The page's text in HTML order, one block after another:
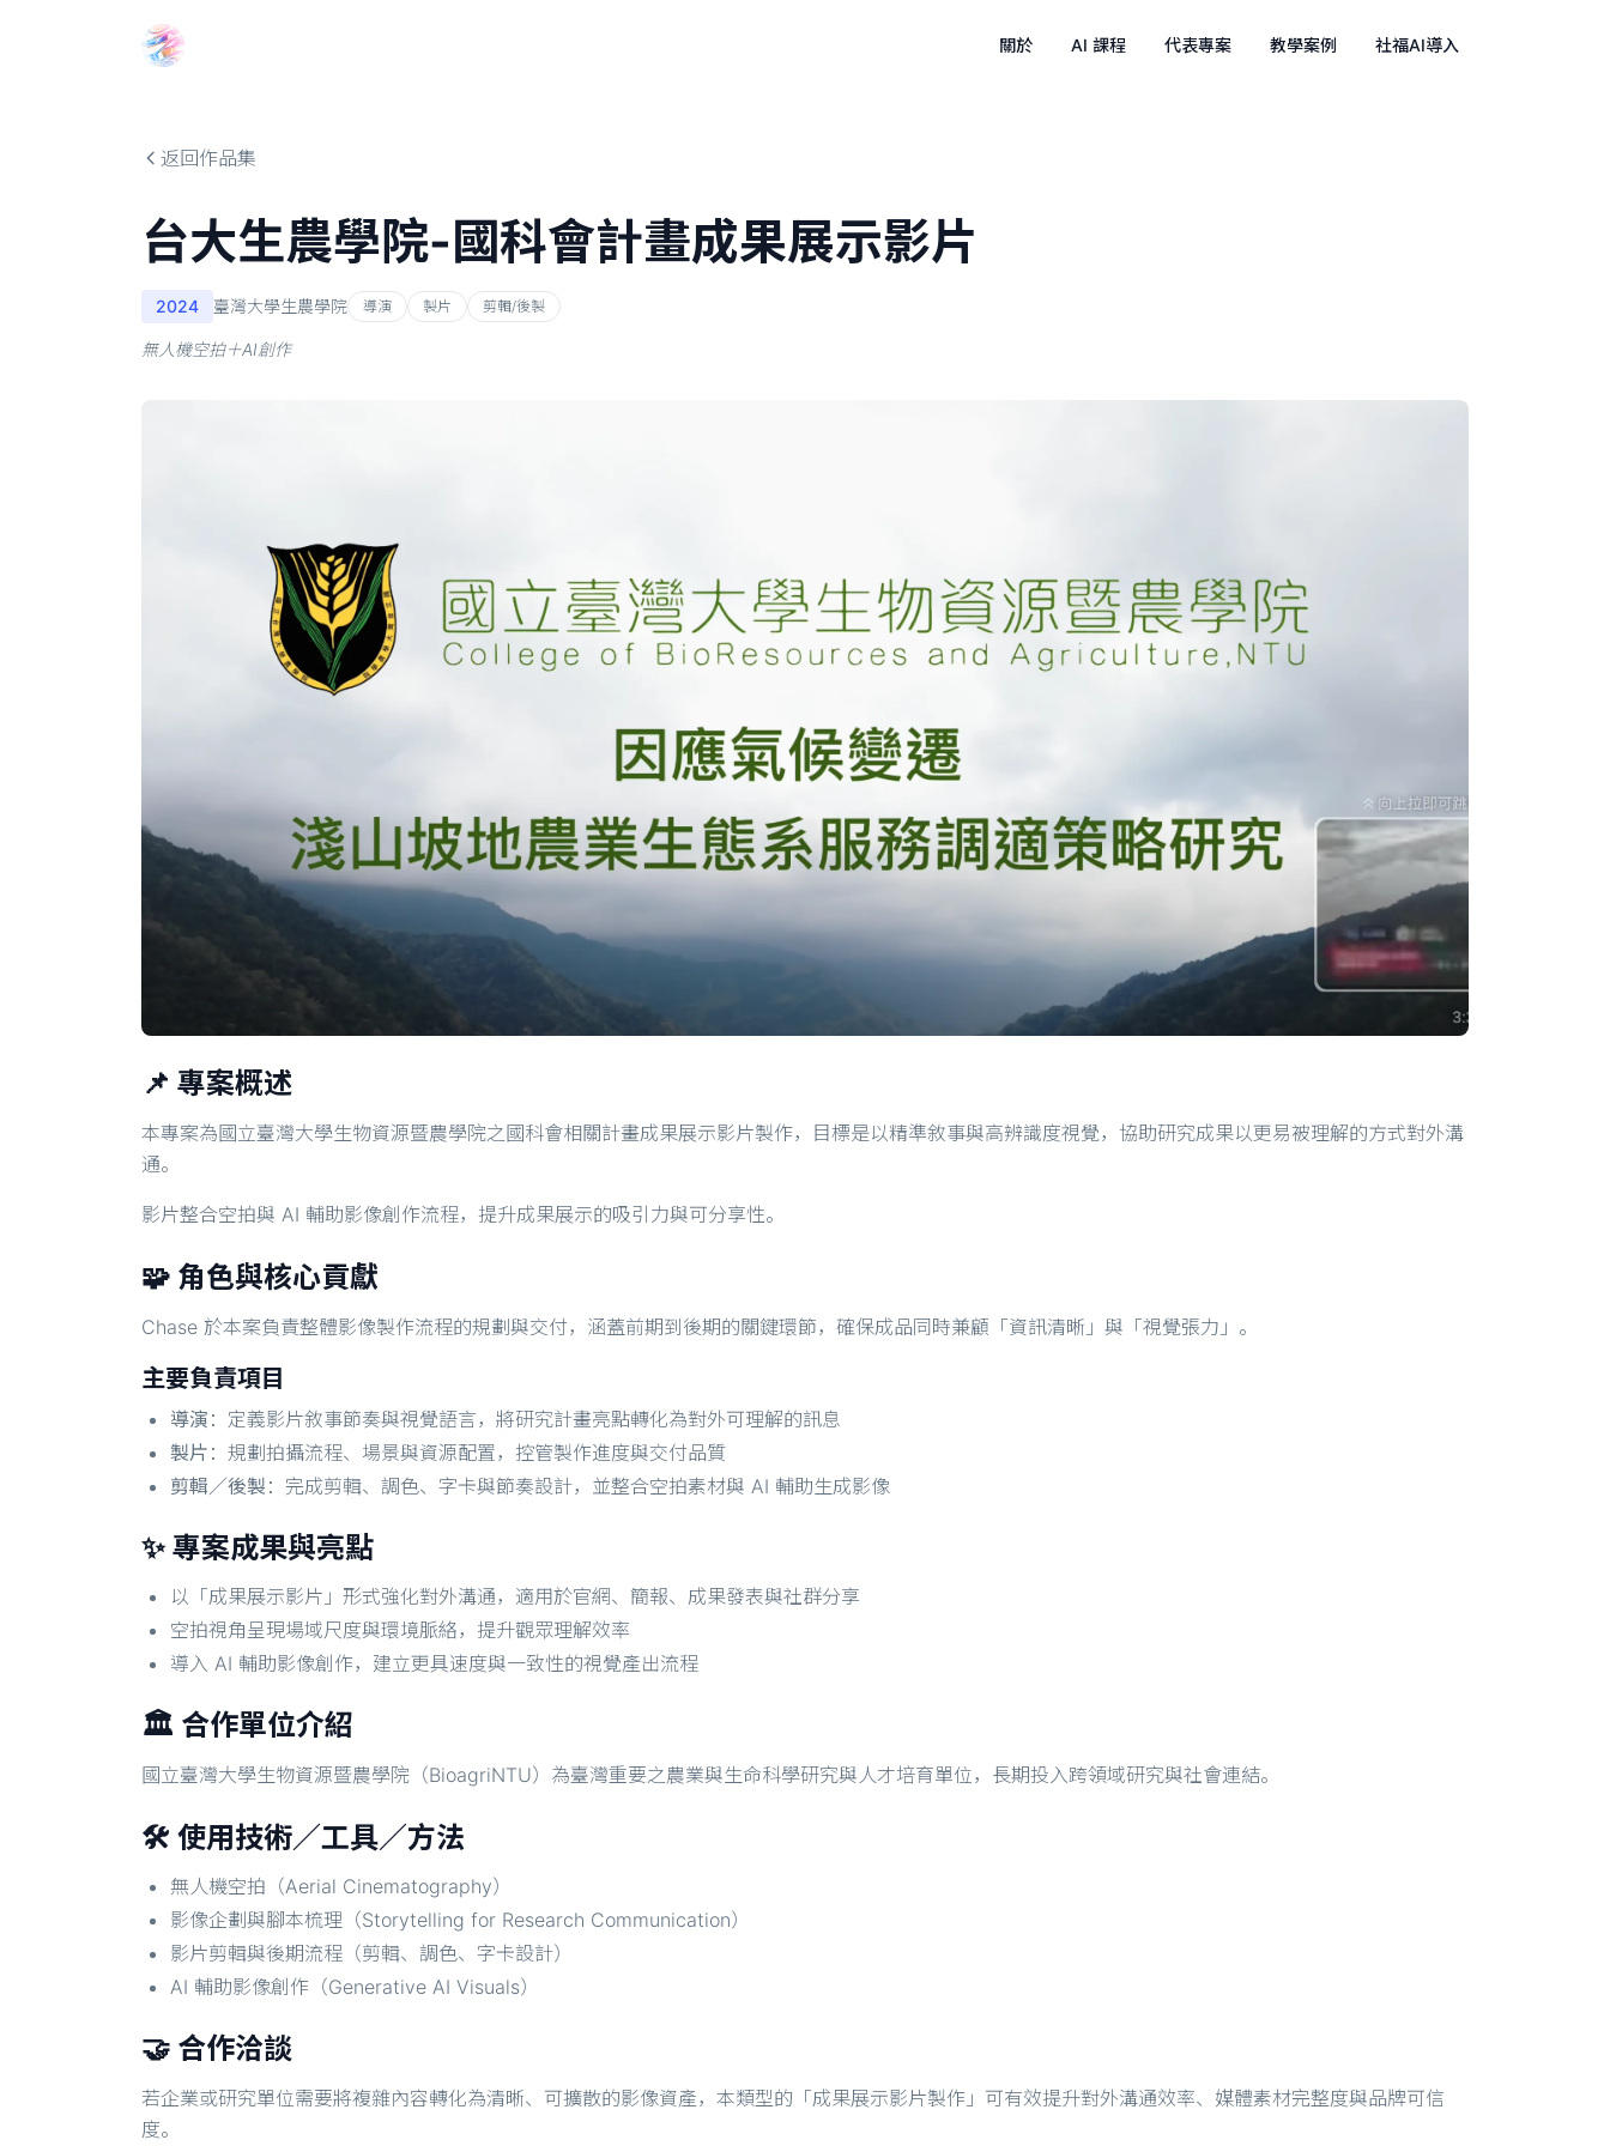
關於 AI 課程 代表專案 教學案例 社福AI導入
返回作品集
台大生農學院-國科會計畫成果展示影片
2024 臺灣大學生農學院 導演 製片 剪輯/後製
無人機空拍＋AI創作
📌 專案概述
本專案為國立臺灣大學生物資源暨農學院之國科會相關計畫成果展示影片製作，目標是以精準敘事與高辨識度視覺，協助研究成果以更易被理解的方式對外溝
通。
影片整合空拍與 AI 輔助影像創作流程，提升成果展示的吸引力與可分享性。
🧩 角色與核心貢獻
Chase 於本案負責整體影像製作流程的規劃與交付，涵蓋前期到後期的關鍵環節，確保成品同時兼顧「資訊清晰」與「視覺張力」。
主要負責項目
導演 ：定義影片敘事節奏與視覺語言，將研究計畫亮點轉化為對外可理解的訊息
製片 ：規劃拍攝流程、場景與資源配置，控管製作進度與交付品質
剪輯／後製 ：完成剪輯、調色、字卡與節奏設計，並整合空拍素材與 AI 輔助生成影像
✨ 專案成果與亮點
以「成果展示影片」形式強化對外溝通，適用於官網、簡報、成果發表與社群分享
空拍視角呈現場域尺度與環境脈絡，提升觀眾理解效率
導入 AI 輔助影像創作，建立更具速度與一致性的視覺產出流程
🏛️ 合作單位介紹
國立臺灣大學生物資源暨農學院（BioagriNTU）為臺灣重要之農業與生命科學研究與人才培育單位，長期投入跨領域研究與社會連結。
🛠️ 使用技術／工具／方法
無人機空拍（Aerial Cinematography）
影像企劃與腳本梳理（Storytelling for Research Communication）
影片剪輯與後期流程（剪輯、調色、字卡設計）
AI 輔助影像創作（Generative AI Visuals）
🤝 合作洽談
若企業或研究單位需要將複雜內容轉化為清晰、可擴散的影像資產，本類型的「成果展示影片製作」可有效提升對外溝通效率、媒體素材完整度與品牌可信
度。